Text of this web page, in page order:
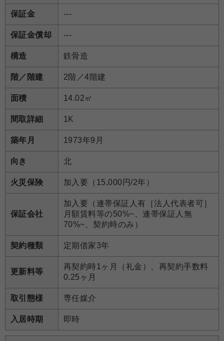
保証金 ---
保証金償却 ---
構造 鉄骨造
階／階建 2階／4階建
面積 14.02㎡
間取詳細 1K
築年月 1973年9月
向き 北
火災保険 加入要（15,000円/2年）
保証会社
加入要（連帯保証人有［法人代表者可］
月額賃料等の50%~、連帯保証人無
70%~、契約時のみ）
契約種類 定期借家3年
更新料等
再契約時1ヶ月（礼金）、再契約手数料
0.25ヶ月
取引態様 専任媒介
入居時期 即時